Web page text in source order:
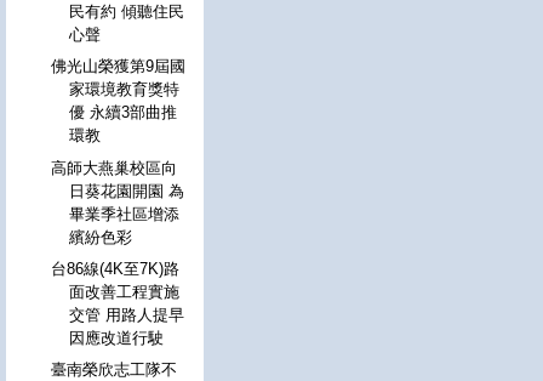
民有約 傾聽住民
心聲
佛光山榮獲第9屆國
家環境教育獎特
優 永續3部曲推
環教
高師大燕巢校區向
日葵花園開園 為
畢業季社區增添
繽紛色彩
台86線(4K至7K)路
面改善工程實施
交管 用路人提早
因應改道行駛
臺南榮欣志工隊不